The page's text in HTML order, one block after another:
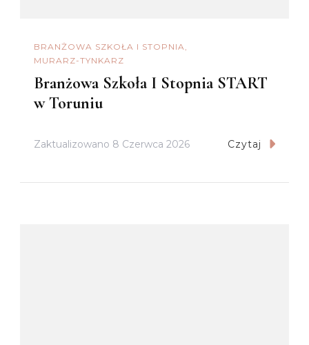
BRANŻOWA SZKOŁA I STOPNIA
MURARZ-TYNKARZ
Branżowa Szkoła I Stopnia START
w Toruniu
Zaktualizowano 8 Czerwca 2026 Czytaj